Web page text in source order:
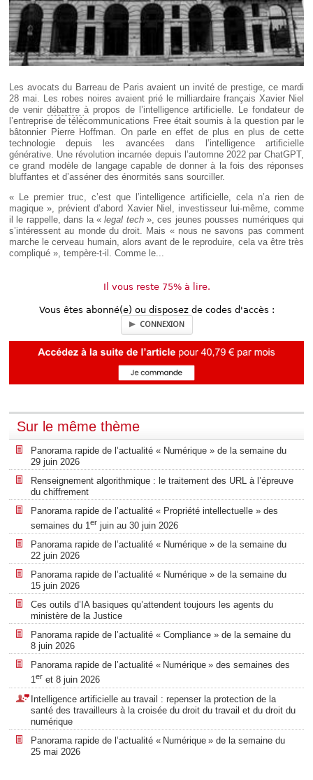
Les avocats du Barreau de Paris avaient un invité de prestige, ce mardi
28 mai. Les robes noires avaient prié le milliardaire français Xavier Niel
de venirdébattreà propos de l’intelligence artificielle. Le fondateur de
l’entreprise de télécommunications Free était soumis à la question par le
bâtonnier Pierre Hoffman. On parle en effet de plus en plus de cette
technologie depuis les avancées dans l’intelligence artificielle
générative. Une révolution incarnée depuis l’automne 2022 par ChatGPT,
ce grand modèle de langage capable de donner à la fois des réponses
bluffantes et d’asséner des énormités sans sourciller.
« Le premier truc, c’est que l’intelligence artificielle, cela n’a rien de
magique », prévient d’abord Xavier Niel, investisseur lui-même, comme
il le rappelle, dans la «legal tech», ces jeunes pousses numériques qui
s’intéressent au monde du droit. Mais « nous ne savons pas comment
marche le cerveau humain, alors avant de le reproduire, cela va être très
compliqué », tempère-t-il. Comme le...
Il vous reste 75% à lire.
Vous êtes abonné(e) ou disposez de codes d'accès :
CONNEXION
Sur le même thème
Panorama rapide de l’actualité « Numérique » de la semaine du
29 juin 2026
Renseignement algorithmique : le traitement des URL à l’épreuve
du chiffrement
Panorama rapide de l’actualité « Propriété intellectuelle » des
semaines du 1er juin au 30 juin 2026
Panorama rapide de l’actualité « Numérique » de la semaine du
22 juin 2026
Panorama rapide de l’actualité « Numérique » de la semaine du
15 juin 2026
Ces outils d’IA basiques qu’attendent toujours les agents du
ministère de la Justice
Panorama rapide de l’actualité « Compliance » de la semaine du
8 juin 2026
Panorama rapide de l’actualité « Numérique » des semaines des
1er et 8 juin 2026
Intelligence artificielle au travail : repenser la protection de la
santé des travailleurs à la croisée du droit du travail et du droit du
numérique
Panorama rapide de l’actualité « Numérique » de la semaine du
25 mai 2026